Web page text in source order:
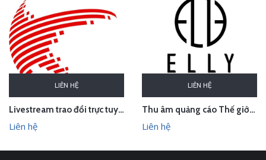
LIÊN HỆ
Livestream trao đổi trực tuyến về sở hữu trí tuệ trong hiệp định EVFTA
Liên hệ
LIÊN HỆ
Thu âm quảng cáo Thế giới thời trang phụ kiện cao cấp ELLY, Sơn Tây, Hà Nội
Liên hệ